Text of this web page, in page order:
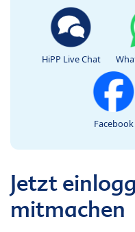
HiPP Live Chat
Facebook
Jetzt
mitmachen